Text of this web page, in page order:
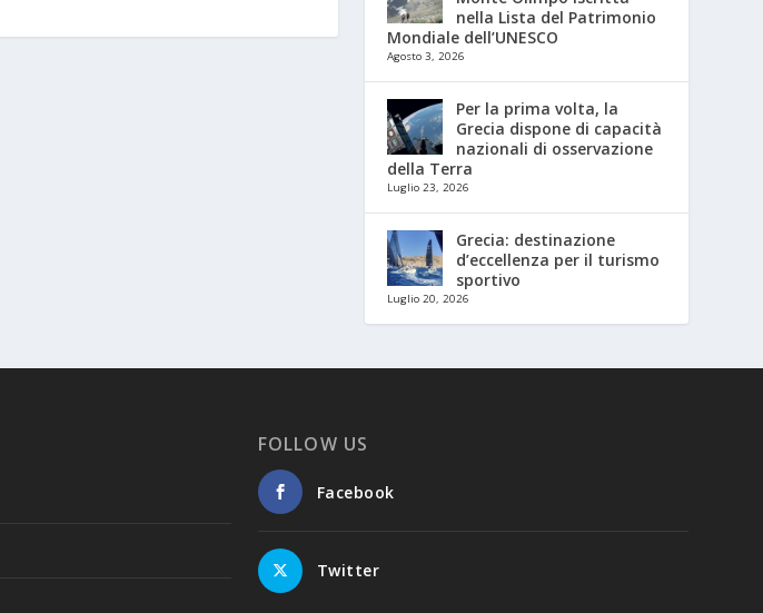
nella Lista del Patrimonio
Mondiale dell’UNESCO
Agosto 3, 2026
Per la prima volta, la
Grecia dispone di capacità
nazionali di osservazione
della Terra
Luglio 23, 2026
Grecia: destinazione
d’eccellenza per il turismo
sportivo
Luglio 20, 2026
FOLLOW US
Facebook
Twitter